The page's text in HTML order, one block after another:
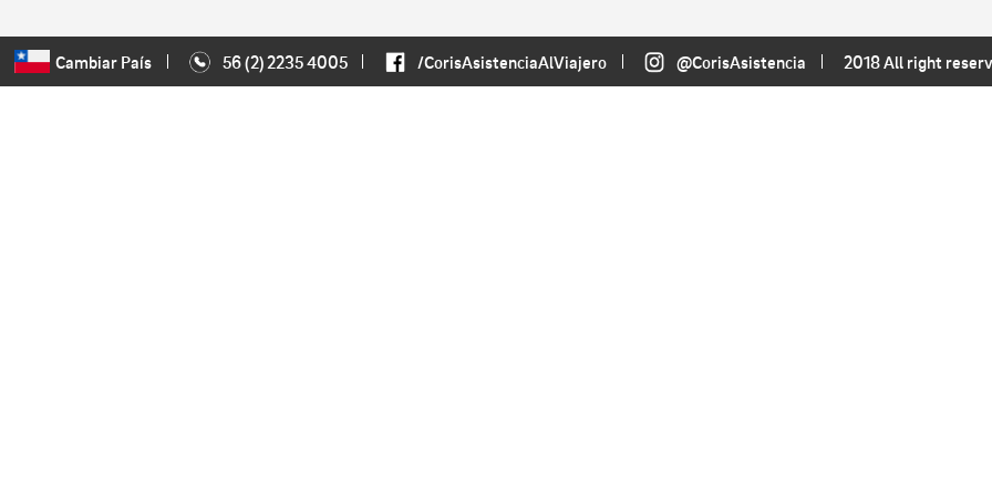
Cambiar País 56 (2) 2235 4005 /CorisAsistenciaAlViajero @CorisAsistencia 2018 All right